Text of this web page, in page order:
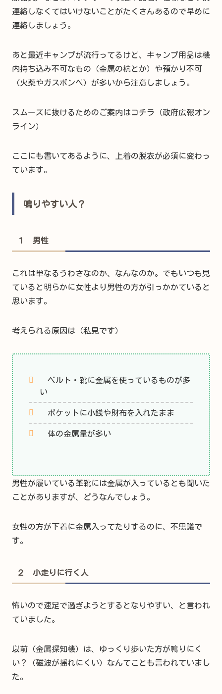
連絡しなくてはいけないことがたくさんあるので早めに
連絡しましょう。
あと最近キャンプが流行ってるけど、キャンプ用品は機
内持ち込み不可なもの（金属の杭とか）や預かり不可
（火薬やガスボンベ）が多いから注意しましょう。
スムーズに抜けるためのご案内はコチラ（政府広報オン
ライン）
ここにも書いてあるように、上着の脱衣が必須に変わっ
ています。
鳴りやすい人？
１ 男性
これは単なるうわさなのか、なんなのか。でもいつも見
ていると明らかに女性より男性の方が引っかかていると
思います。
考えられる原因は（私見です）
ベルト・靴に金属を使っているものが多
い
ポケットに小銭や財布を入れたまま
体の金属量が多い
男性が履いている革靴には金属が入っているとも聞いた
ことがありますが、どうなんでしょう。
女性の方が下着に金属入ってたりするのに、不思議で
す。
２ 小走りに行く人
怖いので速足で過ぎようとするとなりやすい、と言われ
ていました。
以前（金属探知機）は、ゆっくり歩いた方が鳴りにく
い？（磁波が揺れにくい）なんてことも言われていまし
た。